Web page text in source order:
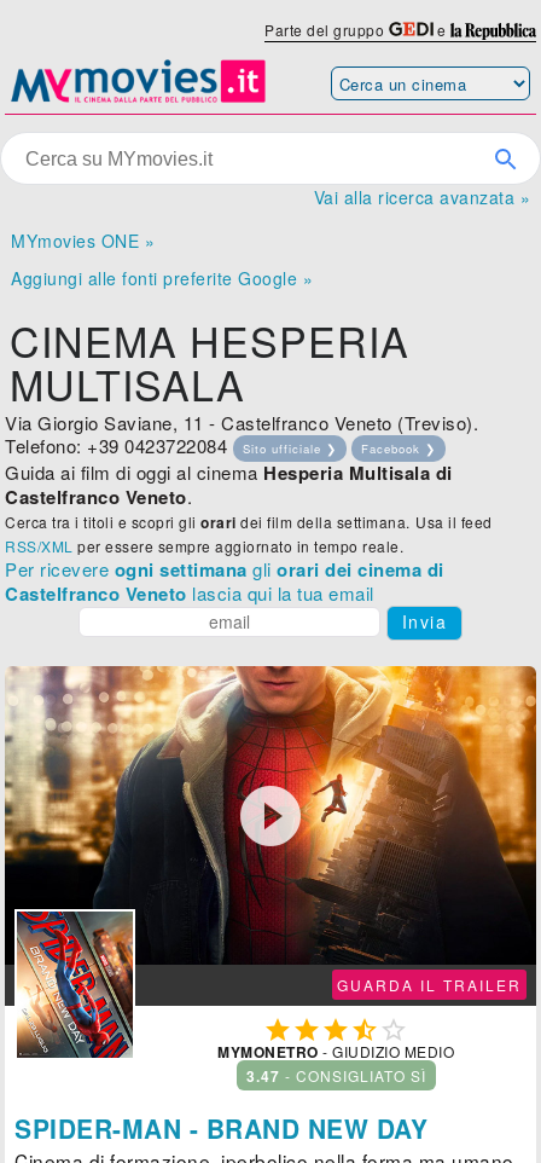
Parte del gruppo e
Vai alla ricerca avanzata »
MYmovies ONE »
Aggiungi alle fonti preferite Google »
CINEMA HESPERIA
MULTISALA
Via Giorgio Saviane, 11 - Castelfranco Veneto (Treviso).
Telefono: +39 0423722084
Sito ufficiale ❯ Facebook ❯
Guida ai film di oggi al cinema Hesperia Multisala di
Castelfranco Veneto.
Cerca tra i titoli e scopri gliorari dei film della settimana. Usa il feed
RSS/XML per essere sempre aggiornato in tempo reale.
Per ricevere ogni settimana gliorari dei cinema di
Castelfranco Veneto lascia qui la tua email
Invia

GUARDA IL TRAILER
 
MYMONETRO - GIUDIZIO MEDIO
3.47 - CONSIGLIATO SÌ
SPIDER-MAN - BRAND NEW DAY